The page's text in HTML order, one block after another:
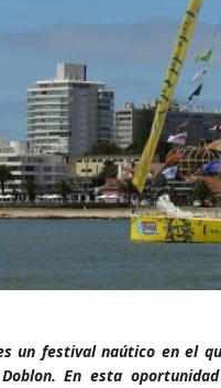
un festival naútico en el
En esta